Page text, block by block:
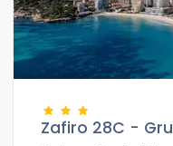
Zafiro 28C -